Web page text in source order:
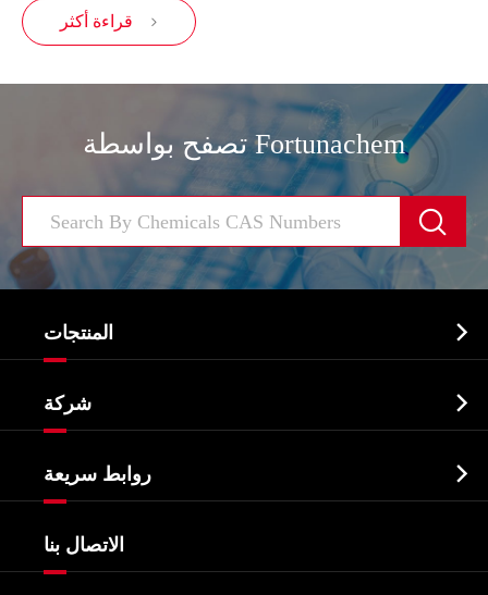
قراءة أكثر 
تصفح بواسطة Fortunachem

المنتجات 
الصيدلانية وسيطة
البيوكيميائية
Agrochemicals و الوسطيات
مكونات مستحضرات التجميل
شركة 
شهادات و مصنع تظهر
شركة التاريخ
روابط سريعة 
الاتصال بنا